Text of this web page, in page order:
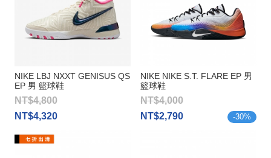
NIKE LBJ NXXT GENISUS QS
EP 男 籃球鞋
NT$4,800
NT$4,320
NIKE NIKE S.T. FLARE EP 男
籃球鞋
NT$4,000
NT$2,790
-30%